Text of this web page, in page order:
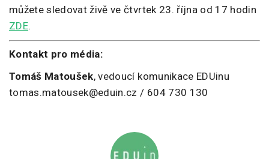
můžete sledovat živě ve čtvrtek 23. října od 17 hodin
ZDE.
Kontakt pro média:
Tomáš Matoušek, vedoucí komunikace EDUinu
tomas.matousek@eduin.cz / 604 730 130